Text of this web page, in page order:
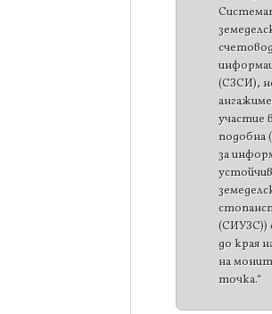
(СЗСИ),
участие
подобна
за
(СИУЗС))
до края
на
точка.“